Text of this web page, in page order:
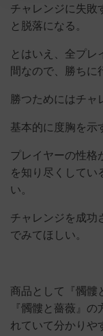
チャレンジに失敗
と脱落になる。
とはいえ、全プレ
間なので、勝ちに
勝つためにはチャ
基本的に度胸を示
プレイヤーの性格
を知り尽くしてい
い。
チャレンジを成功
でみてほしい。
商品として『髑髏
『髑髏と薔薇』
れていて分かりや